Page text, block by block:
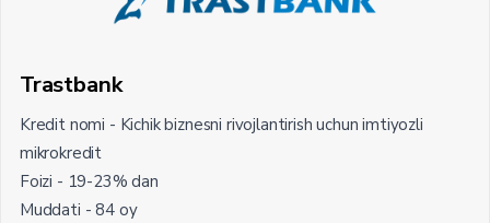
Trastbank
Kredit nomi - Kichik biznesni rivojlantirish uchun imtiyozli
mikrokredit
Foizi - 19-23% dan
Muddati - 84 oy